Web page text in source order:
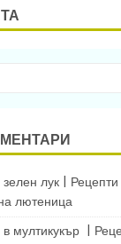
лук | Рецепти
лютеница
мултикукър |